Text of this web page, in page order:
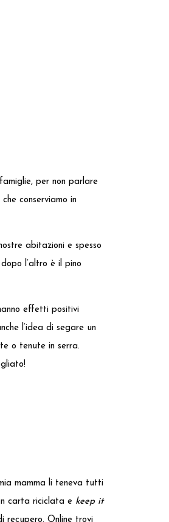
per non parlare
conserviamo in
abitazioni e spesso
l’altro è il pino
effetti positivi
l’idea di segare un
o tenute in serra.
mamma li teneva tutti
carta riciclata e keep it
recupero. Online trovi